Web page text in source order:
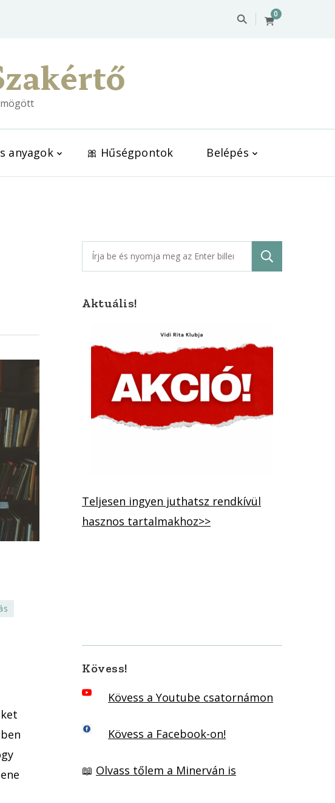
0
anyagok 🎀 Hűségpontok Belépés
Keresés:
Aktuális!
Teljesen ingyen juthatsz rendkívül
hasznos tartalmakhoz>>
Kövess!
Kövess a Youtube csatornámon
Kövess a Facebook-on!
📖 Olvass tőlem a Minerván is